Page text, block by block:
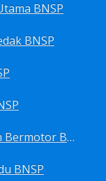
BNSP
BNSP
Sertifikasi Pengemudi Angkutan Bermotor BNSP
BNSP